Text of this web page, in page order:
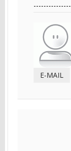
E-MAIL